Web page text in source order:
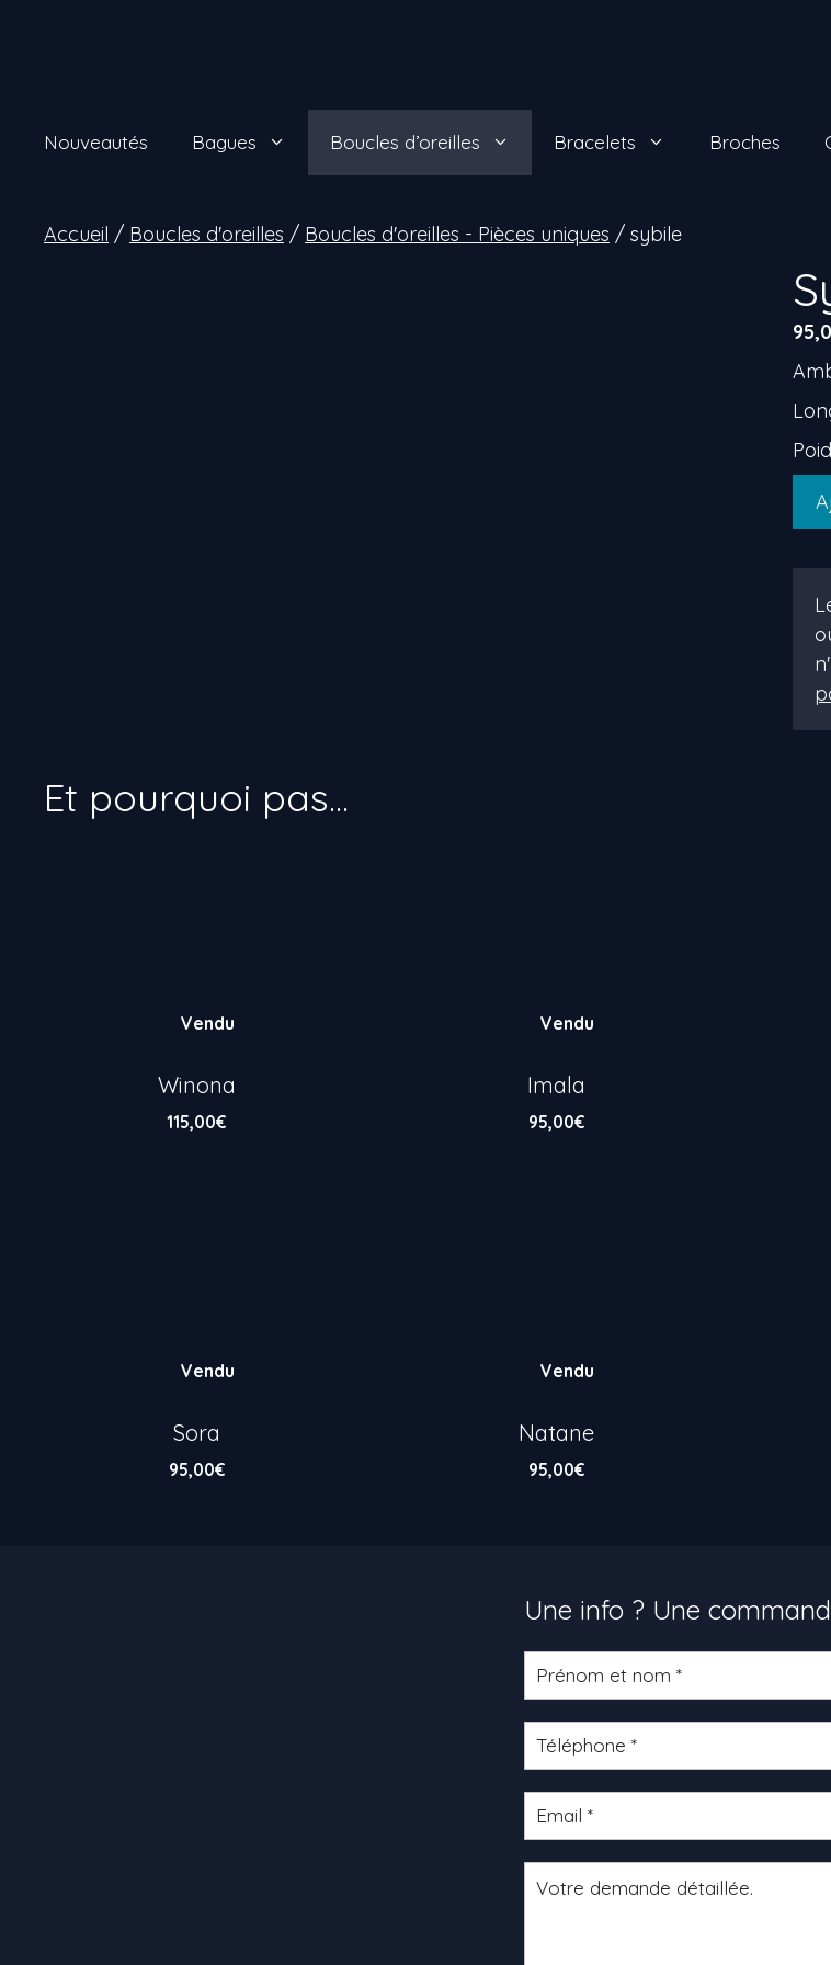
Nouveautés Bagues Boucles d’oreilles Bracelets Broches
Accueil / Boucles d'oreilles / Boucles d'oreilles - Pièces uniques / sybile
Vendu
Winona
115,00€
Vendu
Imala
95,00€
Vendu
Sora
95,00€
Vendu
Natane
95,00€
Une info ? Une
Formulaire
produit